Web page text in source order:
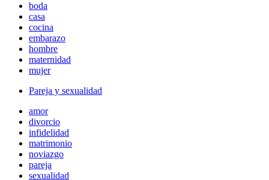
boda
casa
cocina
embarazo
hombre
maternidad
mujer
Pareja y sexualidad
amor
divorcio
infidelidad
matrimonio
noviazgo
pareja
sexualidad